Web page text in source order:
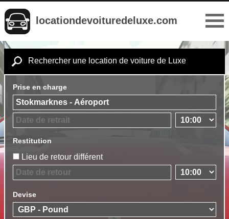
locationdevoituredeluxe.com
Rechercher une location de voiture de Luxe
Prise en charge
Restitution
Lieu de retour différent
Devise